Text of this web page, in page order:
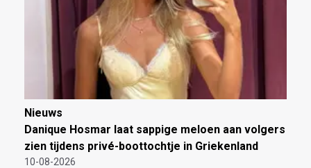
Nieuws
Danique Hosmar laat sappige meloen aan volgers
zien tijdens privé-boottochtje in Griekenland
10-08-2026